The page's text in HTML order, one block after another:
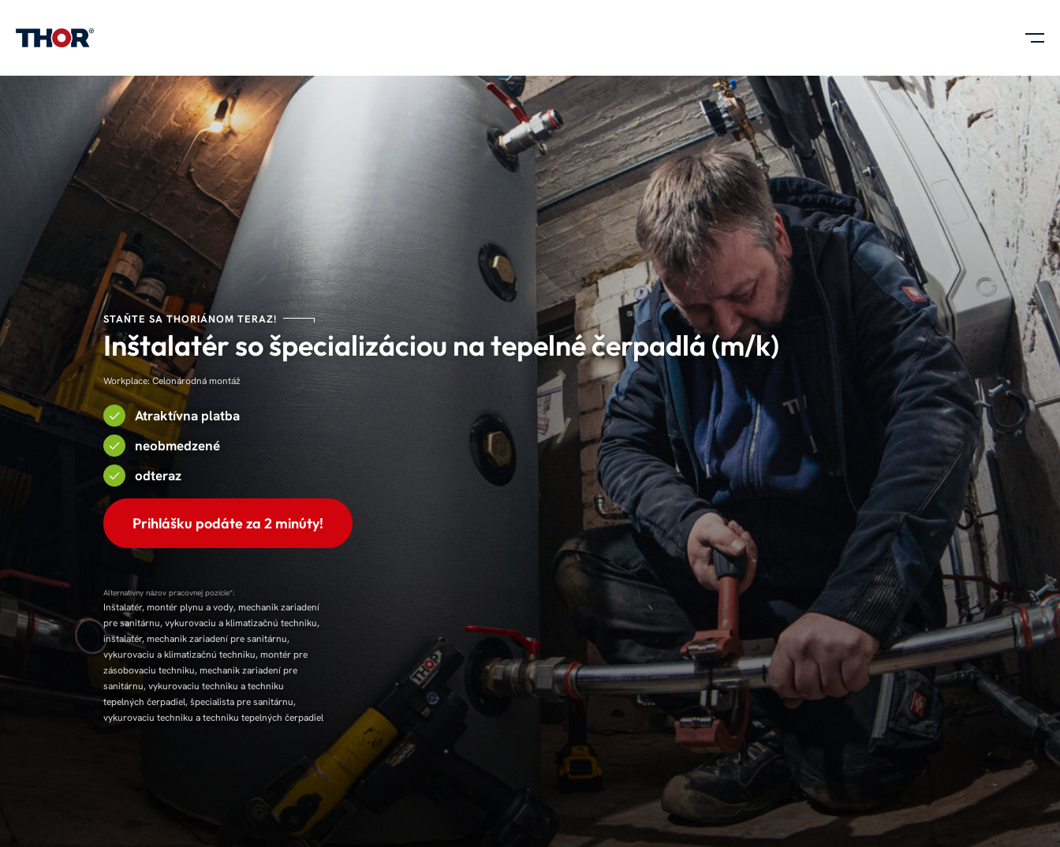
STAŇTE SA THORIÁNOM TERAZ!
Inštalatér so špecializáciou na tepelné čerpadlá (m/k)
Workplace: Celonárodná montáž
Atraktívna platba
neobmedzené
odteraz
Prihlášku podáte za 2 minúty!
Alternatívny názov pracovnej pozície*:
Inštalatér, montér plynu a vody, mechanik zariadení
pre sanitárnu, vykurovaciu a klimatizačnú techniku,
inštalatér, mechanik zariadení pre sanitárnu,
vykurovaciu a klimatizačnú techniku, montér pre
zásobovaciu techniku, mechanik zariadení pre
sanitárnu, vykurovaciu techniku a techniku
tepelných čerpadiel, špecialista pre sanitárnu,
vykurovaciu techniku a techniku tepelných čerpadiel